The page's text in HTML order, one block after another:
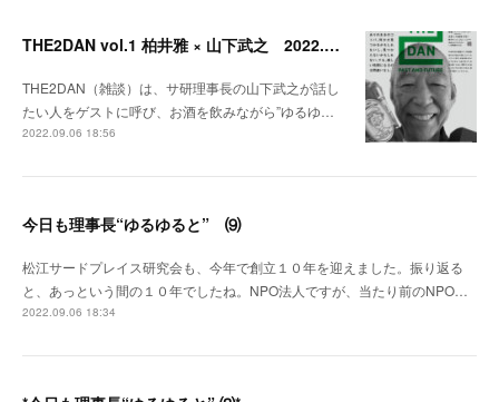
THE2DAN vol.1 柏井雅 × 山下武之 2022.9.20開催
THE2DAN（雑談）は、サ研理事長の山下武之が話し
たい人をゲストに呼び、お酒を飲みながら”ゆるゆ…
2022.09.06 18:56
今日も理事長“ゆるゆると” ⑼
松江サードプレイス研究会も、今年で創立１０年を迎えました。振り返る
と、あっという間の１０年でしたね。NPO法人ですが、当たり前のNPO…
2022.09.06 18:34